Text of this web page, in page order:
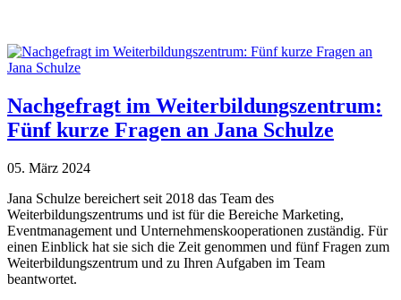
Nachgefragt im Weiterbildungszentrum:
Fünf kurze Fragen an Jana Schulze
05. März 2024
Jana Schulze bereichert seit 2018 das Team des
Weiterbildungszentrums und ist für die Bereiche Marketing,
Eventmanagement und Unternehmenskooperationen zuständig. Für
einen Einblick hat sie sich die Zeit genommen und fünf Fragen zum
Weiterbildungszentrum und zu Ihren Aufgaben im Team
beantwortet.